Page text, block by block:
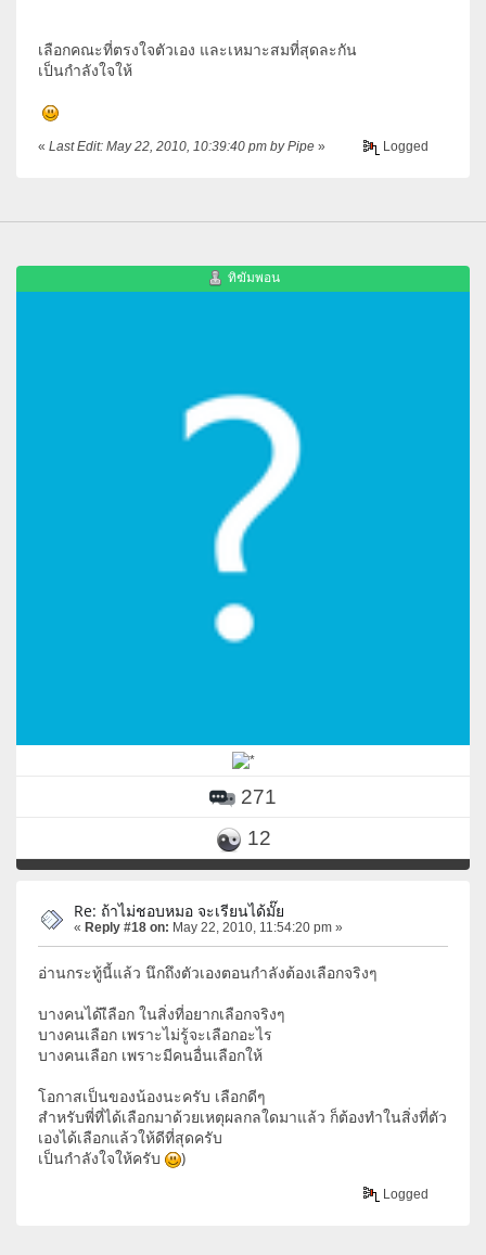
เลือกคณะที่ตรงใจตัวเอง และเหมาะสมที่สุดละกัน
เป็นกำลังใจให้
« Last Edit: May 22, 2010, 10:39:40 pm by Pipe » Logged
ทิฆัมพอน
271
12
Re: ถ้าไม่ชอบหมอ จะเรียนได้มั๊ย
« Reply #18 on: May 22, 2010, 11:54:20 pm »
อ่านกระทู้นี้แล้ว นึกถึงตัวเองตอนกำลังต้องเลือกจริงๆ
บางคนได้เืลือก ในสิ่งที่อยากเลือกจริงๆ
บางคนเลือก เพราะไม่รู้จะเลือกอะไร
บางคนเลือก เพราะมีคนอื่นเลือกให้
โอกาสเป็นของน้องนะครับ เลือกดีๆ
สำหรับพี่ที่ได้เลือกมาด้วยเหตุผลกลใดมาแล้ว ก็ต้องทำในสิ่งที่ตัว
เองได้เลือกแล้วให้ดีที่สุดครับ
เป็นกำลังใจให้ครับ
)
Logged